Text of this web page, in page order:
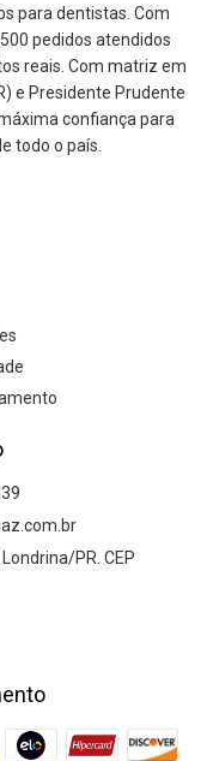
para dentistas. Com
pedidos atendidos
reais. Com matriz em
e Presidente Prudente
confiança para
todo o país.
PR. CEP